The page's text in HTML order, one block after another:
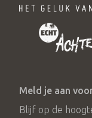
Meld je aan
Blijf op de